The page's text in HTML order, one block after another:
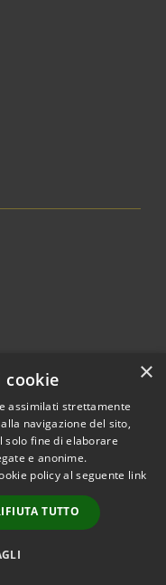
© 2026 • Comune di
Todi • Powered by
•
Accesso
redazione
×
cookie
assimilati strettamente
navigazione del sito,
solo fine di elaborare
e anonime.
policy al seguente link
TUTTO